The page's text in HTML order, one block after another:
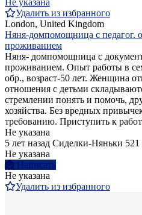
Удалить из избранного
London, United Kingdom
Няня-домпомощница с педагог.
проживанием
Няня- домпомощница c
проживанием. Опыт работы в
обр., возраст-50 лет. Женщина
отношения с детьми
стремлении понять и помочь,
хозяйства. Без вредных
требованию. Приступить к
Не указана
5 лет назад Сиделки-Няньки
Не указана
Написать
Не указана
Удалить из избранного